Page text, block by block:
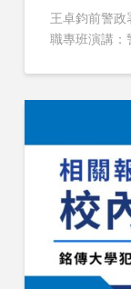
王卓鈞前警政
職專班演講：